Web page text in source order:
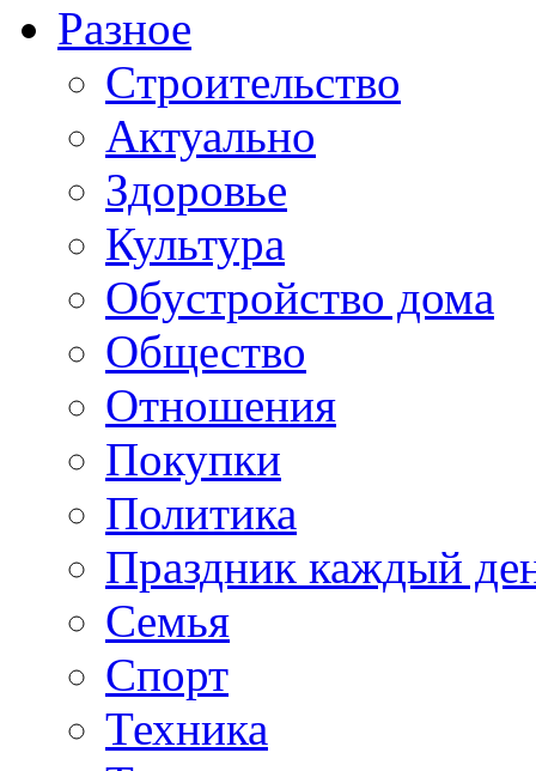
Разное
Cтроительство
Актуально
Здоровье
Культура
Обустройство дома
Общество
Отношения
Покупки
Политика
Праздник каждый
Семья
Спорт
Техника